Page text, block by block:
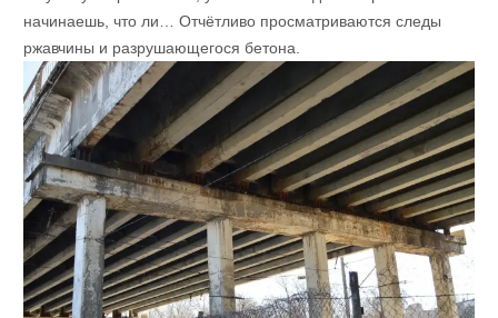
начинаешь, что ли… Отчётливо просматриваются следы
ржавчины и разрушающегося бетона.